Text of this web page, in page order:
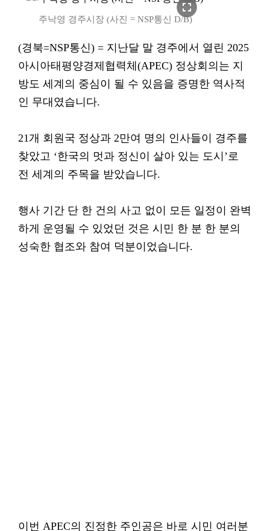
fullscreen
주낙영 경주시장 (사진 = NSP통신 D/B)
(경북=NSP통신) = 지난달 말 경주에서 열린 2025
아시아태평양경제협력체(APEC) 정상회의는 지
방도 세계의 중심이 될 수 있음을 증명한 역사적
인 무대였습니다.
21개 회원국 정상과 2만여 명의 인사들이 경주를
찾았고 ‘한국의 멋과 정신이 살아 있는 도시’로
전 세계의 주목을 받았습니다.
행사 기간 단 한 건의 사고 없이 모든 일정이 완벽
하게 운영될 수 있었던 것은 시민 한 분 한 분의
성숙한 협조와 참여 덕분이었습니다.
이번 APEC의 진정한 주인공은 바로 시민 여러분